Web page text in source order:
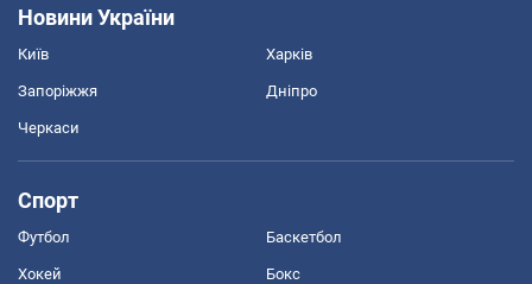
Новини України
Київ Харків
Запоріжжя Дніпро
Черкаси
Спорт
Футбол Баскетбол
Хокей Бокс